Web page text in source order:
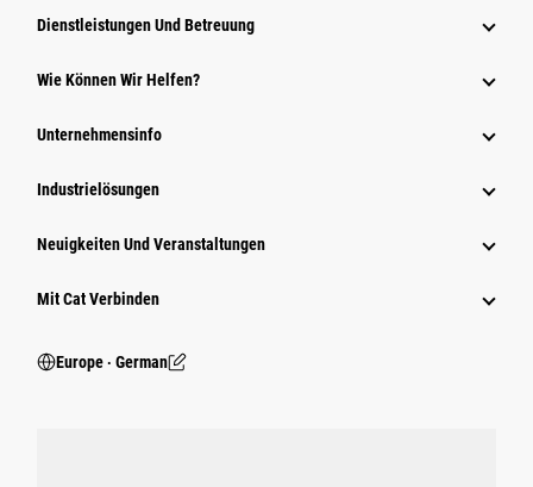
Dienstleistungen Und Betreuung
Wie Können Wir Helfen?
Unternehmensinfo
Industrielösungen
Neuigkeiten Und Veranstaltungen
Mit Cat Verbinden
Europe ‧ German